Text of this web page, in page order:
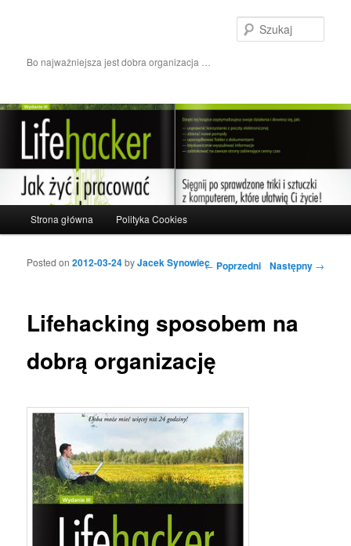
Bo najważniejsza jest dobra organizacja …
Przeskocz do tekstu
Przeskocz do widgetów
Strona główna Polityka Cookies
Nawigacja wpisu ← Poprzedni Następny →
Lifehacking sposobem na
dobrą organizację
Posted on2012-03-24byJacek Synowiec